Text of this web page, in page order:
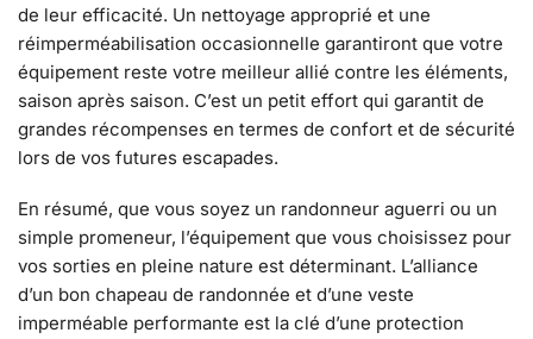
de leur efficacité. Un nettoyage approprié et une
réimperméabilisation occasionnelle garantiront que votre
équipement reste votre meilleur allié contre les éléments,
saison après saison. C’est un petit effort qui garantit de
grandes récompenses en termes de confort et de sécurité
lors de vos futures escapades.
En résumé, que vous soyez un randonneur aguerri ou un
simple promeneur, l’équipement que vous choisissez pour
vos sorties en pleine nature est déterminant. L’alliance
d’un bon chapeau de randonnée et d’une veste
imperméable performante est la clé d’une protection